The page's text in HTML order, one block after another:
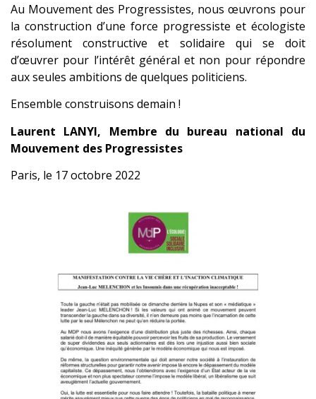
Au Mouvement des Progressistes, nous œuvrons pour
la construction d’une force progressiste et écologiste
résolument constructive et solidaire qui se doit
d’œuvrer pour l’intérêt général et non pour répondre
aux seules ambitions de quelques politiciens.
Ensemble construisons demain !
Laurent LANYI, Membre du bureau national du
Mouvement des Progressistes
Paris, le 17 octobre 2022